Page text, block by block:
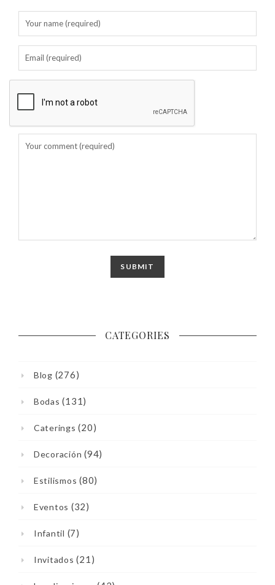
CATEGORIES
Blog (276)
Bodas (131)
Caterings (20)
Decoración (94)
Estilismos (80)
Eventos (32)
Infantil (7)
Invitados (21)